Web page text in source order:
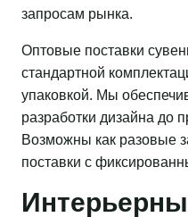
запросам рынка.
Оптовые поставки
стандартной
упаковкой. Мы
разработки дизайна до
Возможны как разовые
поставки с